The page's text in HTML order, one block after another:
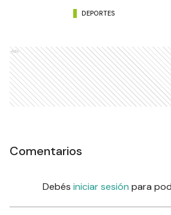
DEPORTES
Ads
Comentarios
Debés iniciar sesión para